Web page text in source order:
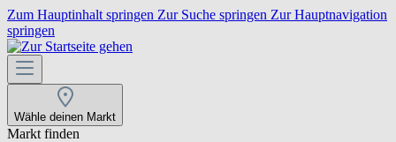
Zum Hauptinhalt springen Zur Suche springen Zur Hauptnavigation
springen
Wähle deinen Markt
Markt finden